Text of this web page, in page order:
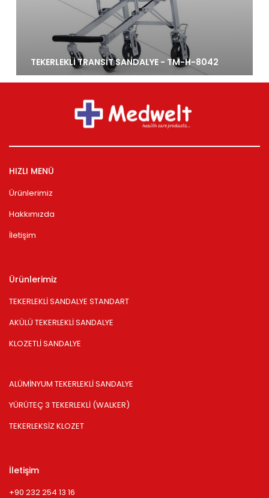
TEKERLEKLİ TRANSİT SANDALYE - TM-H-8042
HIZLI MENÜ
Ürünlerimiz
Hakkımızda
İletişim
Ürünlerimiz
TEKERLEKLİ SANDALYE STANDART
AKÜLÜ TEKERLEKLİ SANDALYE
KLOZETLİ SANDALYE
ALÜMİNYUM TEKERLEKLİ SANDALYE
YÜRÜTEÇ 3 TEKERLEKLİ (WALKER)
TEKERLEKSİZ KLOZET
İletişim
+90 232 254 13 16